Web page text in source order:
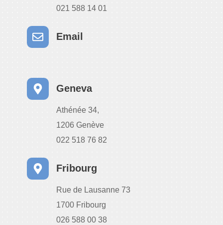
021 588 14 01
Email
Geneva
Athénée 34,
1206 Genève
022 518 76 82
Fribourg
Rue de Lausanne 73
1700 Fribourg
026 588 00 38